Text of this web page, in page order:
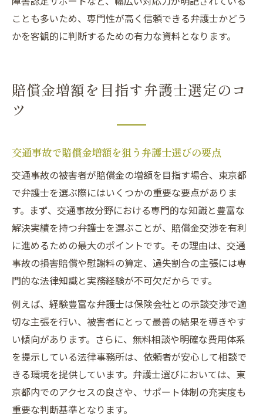
ことも多いため、専門性が高く信頼できる弁護士かどう
かを客観的に判断するための有力な資料となります。
賠償金増額を目指す弁護士選定のコ
ツ
交通事故で賠償金増額を狙う弁護士選びの要点
交通事故の被害者が賠償金の増額を目指す場合、東京都
で弁護士を選ぶ際にはいくつかの重要な要点がありま
す。まず、交通事故分野における専門的な知識と豊富な
解決実績を持つ弁護士を選ぶことが、賠償金交渉を有利
に進めるための最大のポイントです。その理由は、交通
事故の損害賠償や慰謝料の算定、過失割合の主張には専
門的な法律知識と実務経験が不可欠だからです。
例えば、経験豊富な弁護士は保険会社との示談交渉で適
切な主張を行い、被害者にとって最善の結果を導きやす
い傾向があります。さらに、無料相談や明確な費用体系
を提示している法律事務所は、依頼者が安心して相談で
きる環境を提供しています。弁護士選びにおいては、東
京都内でのアクセスの良さや、サポート体制の充実度も
重要な判断基準となります。